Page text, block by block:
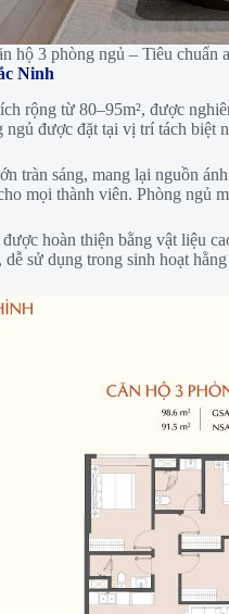
hộ 3 phòng ngủ – Tiêu chuẩn
Ninh
rộng từ 80–95m², được
được đặt tại vị trí tách biệt
tràn sáng, mang lại nguồn
mọi thành viên. Phòng ngủ
hoàn thiện bằng vật liệu
sử dụng trong sinh hoạt hằng